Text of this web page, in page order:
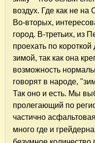
воздух. Где как не на
Во-вторых,
город. В-третьих, из
проехать по
зимой, так как она
возможность
говорят в народе,
Так оно и есть. Мы
пролегающий по
частично
много где и